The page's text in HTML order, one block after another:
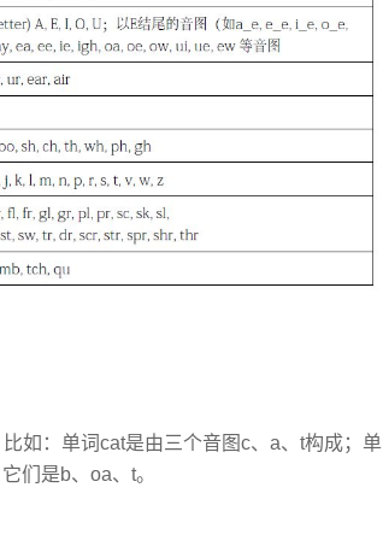
如：单词cat是由三个音图c、a、t构成；单
们是b、oa、t。